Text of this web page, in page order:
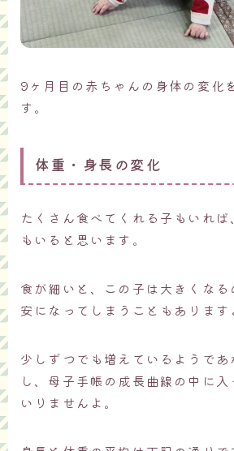
9ヶ月目の赤ちゃんの身体の変化
す。
体重・身長の変化
たくさん食べてくれる子もいれ
もいると思います。
食が細いと、この子は大きくな
安になってしまうこともあります
少しずつでも増えているようであ
し、母子手帳の成長曲線の中に
いりませんよ。